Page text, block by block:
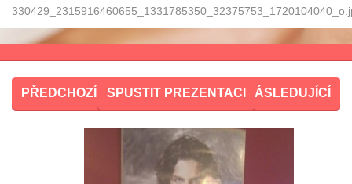
PŘEDCHOZÍ SPUSTIT PREZENTACI NÁSLEDUJÍCÍ